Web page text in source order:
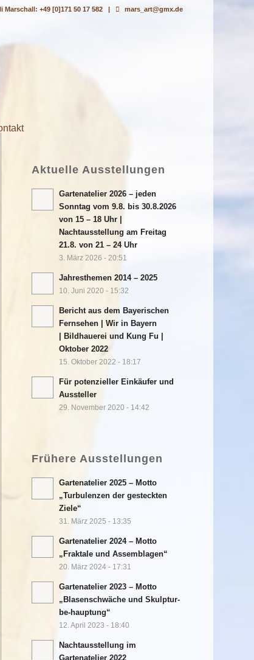
Marschall: +49 [0]171 50 17 582 | mars_art@gmx.de
Aktuelle Ausstellungen
Gartenatelier 2026 – jeden
Sonntag vom 9.8. bis 30.8.2026
von 15 – 18 Uhr |
Nachtausstellung am Freitag
21.8. von 21 – 24 Uhr
3. März 2026 - 20:51
Jahresthemen 2014 – 2025
10. Juni 2020 - 15:32
Bericht aus dem Bayerischen
Fernsehen | Wir in Bayern
| Bildhauerei und Kung Fu |
Oktober 2022
15. Oktober 2022 - 18:17
Für potenzieller Einkäufer und
Aussteller
29. November 2020 - 14:42
Frühere Ausstellungen
Gartenatelier 2025 – Motto
„Turbulenzen der gesteckten
Ziele“
31. März 2025 - 13:35
Gartenatelier 2024 – Motto
„Fraktale und Assemblagen“
20. März 2024 - 17:31
Gartenatelier 2023 – Motto
„Blasenschwäche und Skulptur-
be-hauptung“
12. April 2023 - 18:40
Nachtausstellung im
Gartenatelier 2022